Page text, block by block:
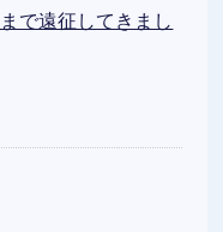
で遠征してきまし